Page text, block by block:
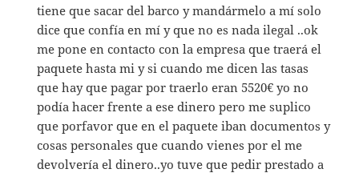
tiene que sacar del barco y mandármelo a mí solo
dice que confía en mí y que no es nada ilegal ..ok
me pone en contacto con la empresa que traerá el
paquete hasta mi y si cuando me dicen las tasas
que hay que pagar por traerlo eran 5520€ yo no
podía hacer frente a ese dinero pero me suplico
que porfavor que en el paquete iban documentos y
cosas personales que cuando vienes por el me
devolvería el dinero..yo tuve que pedir prestado a